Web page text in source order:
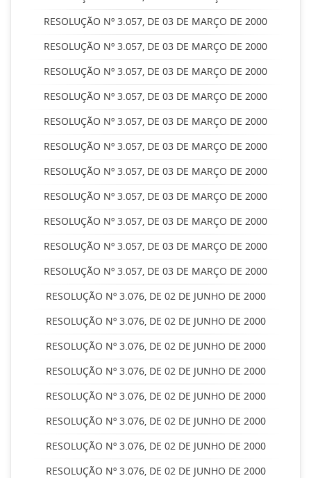
RESOLUÇÃO Nº 3.057, DE 03 DE MARÇO DE 2000
RESOLUÇÃO Nº 3.057, DE 03 DE MARÇO DE 2000
RESOLUÇÃO Nº 3.057, DE 03 DE MARÇO DE 2000
RESOLUÇÃO Nº 3.057, DE 03 DE MARÇO DE 2000
RESOLUÇÃO Nº 3.057, DE 03 DE MARÇO DE 2000
RESOLUÇÃO Nº 3.057, DE 03 DE MARÇO DE 2000
RESOLUÇÃO Nº 3.057, DE 03 DE MARÇO DE 2000
RESOLUÇÃO Nº 3.057, DE 03 DE MARÇO DE 2000
RESOLUÇÃO Nº 3.057, DE 03 DE MARÇO DE 2000
RESOLUÇÃO Nº 3.057, DE 03 DE MARÇO DE 2000
RESOLUÇÃO Nº 3.057, DE 03 DE MARÇO DE 2000
RESOLUÇÃO Nº 3.076, DE 02 DE JUNHO DE 2000
RESOLUÇÃO Nº 3.076, DE 02 DE JUNHO DE 2000
RESOLUÇÃO Nº 3.076, DE 02 DE JUNHO DE 2000
RESOLUÇÃO Nº 3.076, DE 02 DE JUNHO DE 2000
RESOLUÇÃO Nº 3.076, DE 02 DE JUNHO DE 2000
RESOLUÇÃO Nº 3.076, DE 02 DE JUNHO DE 2000
RESOLUÇÃO Nº 3.076, DE 02 DE JUNHO DE 2000
RESOLUÇÃO Nº 3.076, DE 02 DE JUNHO DE 2000